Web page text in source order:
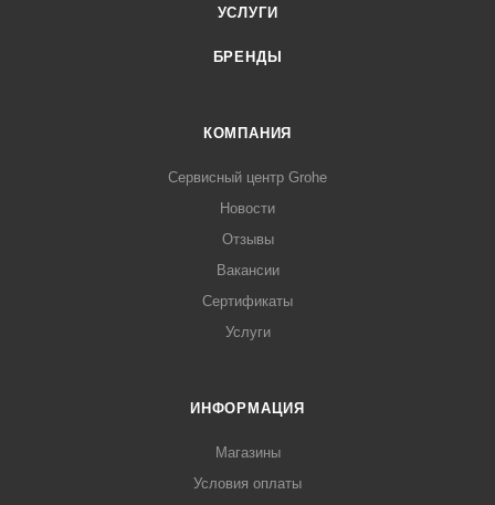
УСЛУГИ
БРЕНДЫ
КОМПАНИЯ
Сервисный центр Grohe
Новости
Отзывы
Вакансии
Сертификаты
Услуги
ИНФОРМАЦИЯ
Магазины
Условия оплаты